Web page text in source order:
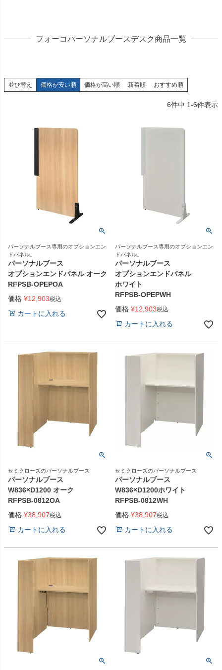
フォーコパーソナルブースデスク商品一覧
並び替え 価格が安い順 価格が高い順 新着順 おすすめ順
6件中 1-6件表示
パーソナルブース専用のオプションエン
ドパネル。
パーソナルブース
オプションエンドパネル オーク
RFPSB-OPEPOA
価格 ¥12,903税込
カートに入れる
パーソナルブース専用のオプションエン
ドパネル。
パーソナルブース
オプションエンドパネル
ホワイト
RFPSB-OPEPWH
価格 ¥12,903税込
カートに入れる
セミクローズのパーソナルブース
パーソナルブース
W836×D1200 オーク
RFPSB-0812OA
価格 ¥38,907税込
カートに入れる
セミクローズのパーソナルブース
パーソナルブース
W836×D1200ホワイト
RFPSB-0812WH
価格 ¥38,907税込
カートに入れる